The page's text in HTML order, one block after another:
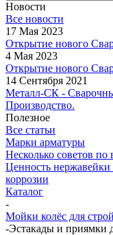
Новости
Все новости
17 Мая 2023
Открытие нового
4 Мая 2023
Открытие нового
14 Сентября 2021
Металл-СК -
Производство.
Полезное
Все статьи
Марки арматуры
Несколько советов
Ценность нержавейки
коррозии
Каталог
-
Мойки колёс для
-Эстакады и приямки